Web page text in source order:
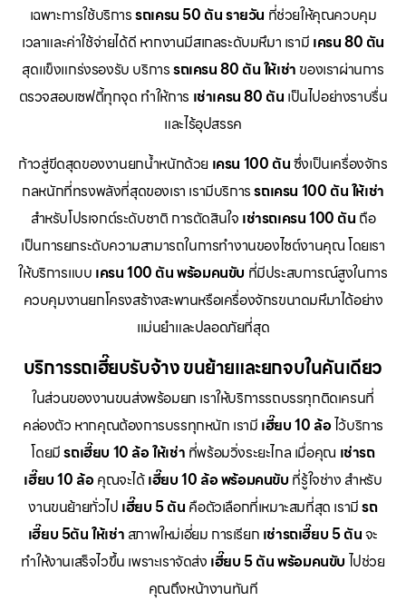
เฉพาะการใช้บริการรถเครน 50 ตัน รายวัน ที่ช่วยให้คุณควบคุม
เวลาและค่าใช้จ่ายได้ดี หากงานมีสเกลระดับมหึมา เรามี เครน 80 ตัน
สุดแข็งแกร่งรองรับ บริการรถเครน 80 ตัน ให้เช่า ของเราผ่านการ
ตรวจสอบเซฟตี้ทุกจุด ทำให้การ เช่าเครน 80 ตัน เป็นไปอย่างราบรื่น
และไร้อุปสรรค
ก้าวสู่ขีดสุดของงานยกน้ำหนักด้วย เครน 100 ตันซึ่งเป็นเครื่องจักร
กลหนักที่ทรงพลังที่สุดของเรา เรามีบริการรถเครน 100 ตัน ให้เช่า
สำหรับโปรเจกต์ระดับชาติ การตัดสินใจ เช่ารถเครน 100 ตัน ถือ
เป็นการยกระดับความสามารถในการทำงานของไซต์งานคุณ โดยเรา
ให้บริการแบบ เครน 100 ตัน พร้อมคนขับ ที่มีประสบการณ์สูงในการ
ควบคุมงานยกโครงสร้างสะพานหรือเครื่องจักรขนาดมหึมาได้อย่าง
แม่นยำและปลอดภัยที่สุด
บริการรถเฮี๊ยบรับจ้าง ขนย้ายและยกจบในคันเดียว
ในส่วนของงานขนส่งพร้อมยก เราให้บริการรถบรรทุกติดเครนที่
คล่องตัว หากคุณต้องการบรรทุกหนัก เรามี เฮี๊ยบ 10 ล้อไว้บริการ
โดยมีรถเฮี๊ยบ 10 ล้อ ให้เช่า ที่พร้อมวิ่งระยะไกล เมื่อคุณ เช่ารถ
เฮี๊ยบ 10 ล้อคุณจะได้เฮี๊ยบ 10 ล้อ พร้อมคนขับ ที่รู้ใจช่าง สำหรับ
งานขนย้ายทั่วไป เฮี๊ยบ 5 ตัน คือตัวเลือกที่เหมาะสมที่สุด เรามีรถ
เฮี๊ยบ 5ตัน ให้เช่า สภาพใหม่เอี่ยม การเรียก เช่ารถเฮี๊ยบ 5 ตันจะ
ทำให้งานเสร็จไวขึ้น เพราะเราจัดส่ง เฮี๊ยบ 5 ตัน พร้อมคนขับ ไปช่วย
คุณถึงหน้างานทันที